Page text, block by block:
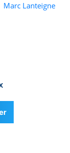
Marc Lanteigne